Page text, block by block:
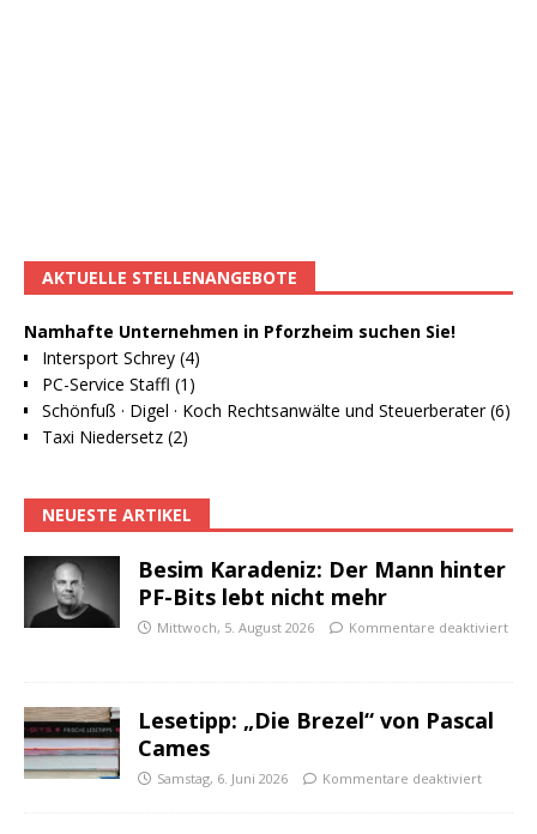
AKTUELLE STELLENANGEBOTE
Namhafte Unternehmen in Pforzheim suchen Sie!
Intersport Schrey (4)
PC-Service Staffl (1)
Schönfuß · Digel · Koch Rechtsanwälte und Steuerberater (6)
Taxi Niedersetz (2)
NEUESTE ARTIKEL
Besim Karadeniz: Der Mann hinter
PF-Bits lebt nicht mehr
Mittwoch, 5. August 2026 Kommentare deaktiviert
Lesetipp: „Die Brezel“ von Pascal
Cames
Samstag, 6. Juni 2026 Kommentare deaktiviert